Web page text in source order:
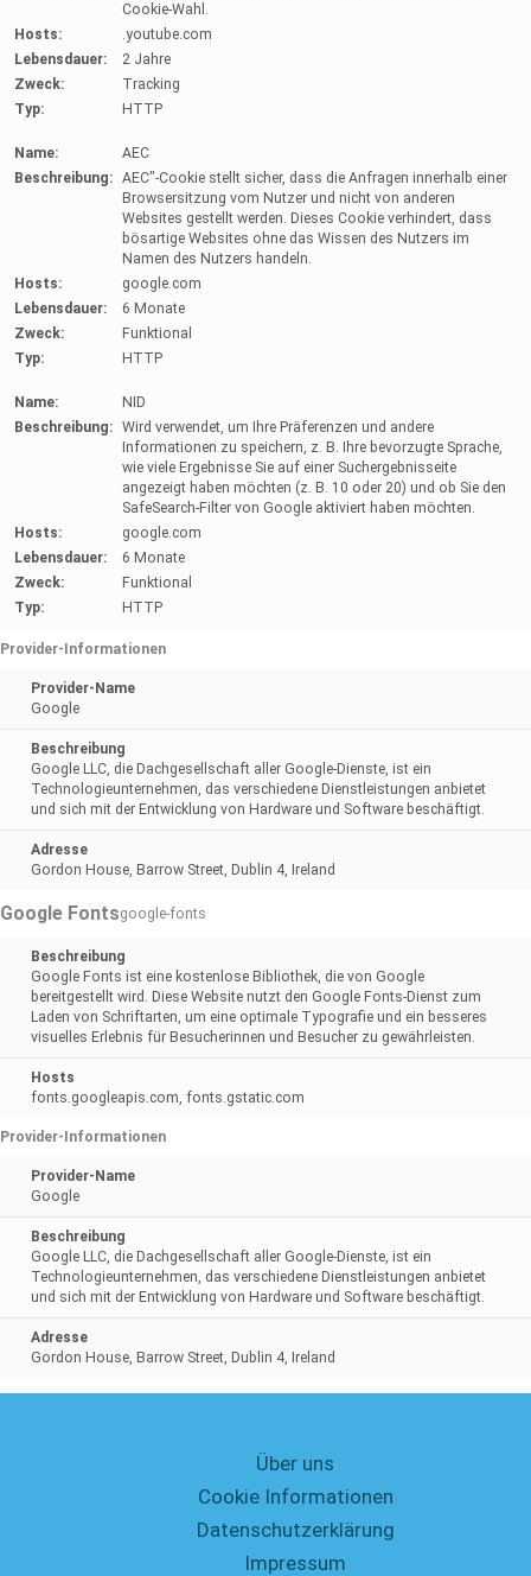
Cookie-Wahl.
Hosts:
.youtube.com
Lebensdauer:
2 Jahre
Zweck:
Tracking
Typ:
HTTP
Name:
AEC
Beschreibung: AEC"-Cookie stellt sicher, dass die Anfragen innerhalb einer
Browsersitzung vom Nutzer und nicht von anderen
Websites gestellt werden. Dieses Cookie verhindert, dass
bösartige Websites ohne das Wissen des Nutzers im
Namen des Nutzers handeln.
Hosts:
google.com
Lebensdauer:
6 Monate
Zweck:
Funktional
Typ:
HTTP
Name:
NID
Beschreibung: Wird verwendet, um Ihre Präferenzen und andere
Informationen zu speichern, z. B. Ihre bevorzugte Sprache,
wie viele Ergebnisse Sie auf einer Suchergebnisseite
angezeigt haben möchten (z. B. 10 oder 20) und ob Sie den
SafeSearch-Filter von Google aktiviert haben möchten.
Hosts:
google.com
Lebensdauer:
6 Monate
Zweck:
Funktional
Typ:
HTTP
Provider-Informationen
Provider-Name
Google
Beschreibung
Google LLC, die Dachgesellschaft aller Google-Dienste, ist ein
Technologieunternehmen, das verschiedene Dienstleistungen anbietet
und sich mit der Entwicklung von Hardware und Software beschäftigt.
Adresse
Gordon House, Barrow Street, Dublin 4, Ireland
Google Fontsgoogle-fonts
Beschreibung
Google Fonts ist eine kostenlose Bibliothek, die von Google
bereitgestellt wird. Diese Website nutzt den Google Fonts-Dienst zum
Laden von Schriftarten, um eine optimale Typografie und ein besseres
visuelles Erlebnis für Besucherinnen und Besucher zu gewährleisten.
Hosts
fonts.googleapis.com, fonts.gstatic.com
Provider-Informationen
Provider-Name
Google
Beschreibung
Google LLC, die Dachgesellschaft aller Google-Dienste, ist ein
Technologieunternehmen, das verschiedene Dienstleistungen anbietet
und sich mit der Entwicklung von Hardware und Software beschäftigt.
Adresse
Gordon House, Barrow Street, Dublin 4, Ireland
Über uns
Cookie Informationen
Datenschutzerklärung
Impressum